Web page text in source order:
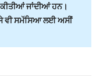
ਜਾਂਦੀਆਂ ਹਨ।
ਵੀ ਸਮੱਸਿਆ ਲਈ ਅਸੀਂ